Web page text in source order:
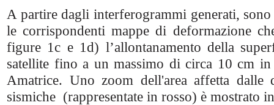
A partire dagli interferogrammi generati,
le corrispondenti mappe di deformazione
figure 1c e 1d) l’allontanamento della
satellite fino a un massimo di circa 10 cm in
Amatrice. Uno zoom dell'area affetta dalle
sismiche (rappresentate in rosso) è mostrato